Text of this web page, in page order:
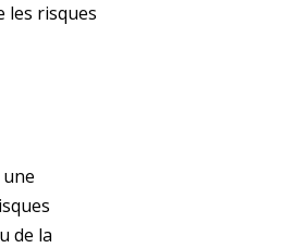
les risques
de la